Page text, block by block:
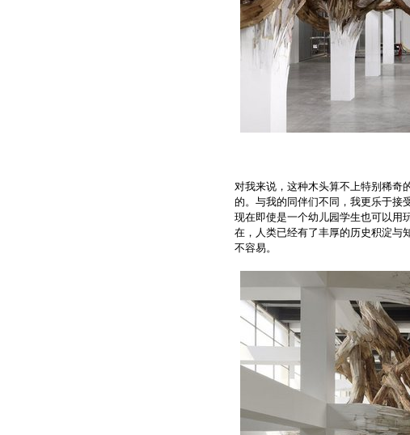
对我来说，这种木头算不上特别稀奇
的。与我的同伴们不同，我更乐于接
现在即使是一个幼儿园学生也可以用
在，人类已经有了丰厚的历史积淀与
不容易。